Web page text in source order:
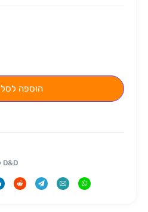
הוספה לסל
קוביות D&D